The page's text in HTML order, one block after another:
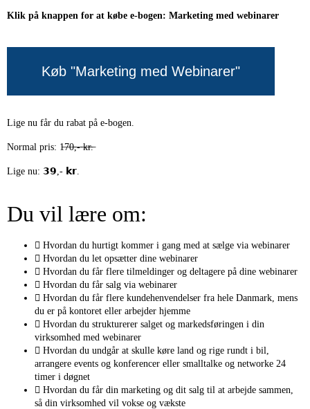
Klik på knappen for at købe e-bogen: Marketing med webinarer
Køb "Marketing med Webinarer"
Lige nu får du rabat på e-bogen.
Normal pris: 1̶7̶0̶,̶-̶ ̶k̶r̶.̶
Lige nu: 𝟯𝟵,- 𝗸𝗿.
Du vil lære om:
Hvordan du hurtigt kommer i gang med at sælge via webinarer
Hvordan du let opsætter dine webinarer
Hvordan du får flere tilmeldinger og deltagere på dine webinarer
Hvordan du får salg via webinarer
Hvordan du får flere kundehenvendelser fra hele Danmark, mens
du er på kontoret eller arbejder hjemme
Hvordan du strukturerer salget og markedsføringen i din
virksomhed med webinarer
Hvordan du undgår at skulle køre land og rige rundt i bil,
arrangere events og konferencer eller smalltalke og networke 24
timer i døgnet
Hvordan du får din marketing og dit salg til at arbejde sammen,
så din virksomhed vil vokse og vækste